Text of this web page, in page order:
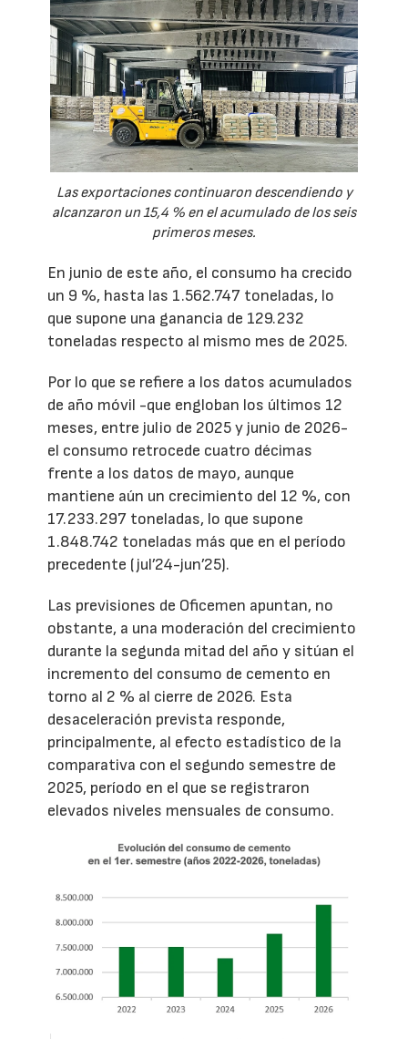
Las exportaciones continuaron descendiendo y
alcanzaron un 15,4 % en el acumulado de los seis
primeros meses.
En junio de este año, el consumo ha crecido
un 9 %, hasta las 1.562.747 toneladas, lo
que supone una ganancia de 129.232
toneladas respecto al mismo mes de 2025.
Por lo que se refiere a los datos acumulados
de año móvil -que engloban los últimos 12
meses, entre julio de 2025 y junio de 2026-
el consumo retrocede cuatro décimas
frente a los datos de mayo, aunque
mantiene aún un crecimiento del 12 %, con
17.233.297 toneladas, lo que supone
1.848.742 toneladas más que en el período
precedente (jul’24-jun’25).
Las previsiones de Oficemen apuntan, no
obstante, a una moderación del crecimiento
durante la segunda mitad del año y sitúan el
incremento del consumo de cemento en
torno al 2 % al cierre de 2026. Esta
desaceleración prevista responde,
principalmente, al efecto estadístico de la
comparativa con el segundo semestre de
2025, período en el que se registraron
elevados niveles mensuales de consumo.